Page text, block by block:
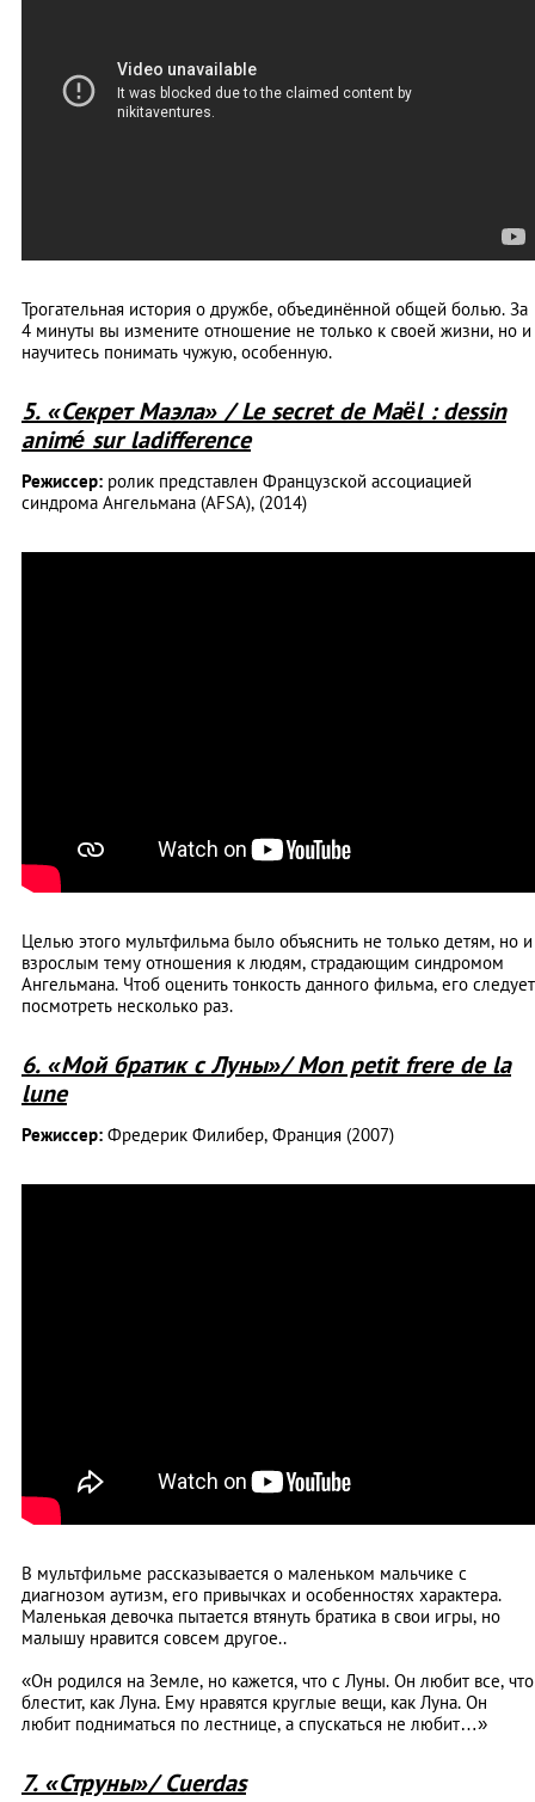
Трогательная история о дружбе, объединённой общей болью. За
4 минуты вы измените отношение не только к своей жизни, но и
научитесь понимать чужую, особенную.
5. «Секрет Маэла» / Le secret de Maël : dessin
animé sur ladifference
Режиссер: ролик представлен Французской ассоциацией
синдрома Ангельмана (AFSA), (2014)
Целью этого мультфильма было объяснить не только детям, но и
взрослым тему отношения к людям, страдающим синдромом
Ангельмана. Чтоб оценить тонкость данного фильма, его следует
посмотреть несколько раз.
6. «Мой братик с Луны»/ Mon petit frere de la
lune
Режиссер: Фредерик Филибер, Франция (2007)
В мультфильме рассказывается о маленьком мальчике с
диагнозом аутизм, его привычках и особенностях характера.
Маленькая девочка пытается втянуть братика в свои игры, но
малышу нравится совсем другое..
«Он родился на Земле, но кажется, что с Луны. Он любит все, что
блестит, как Луна. Ему нравятся круглые вещи, как Луна. Он
любит подниматься по лестнице, а спускаться не любит…»
7. «Струны»/ Cuerdas